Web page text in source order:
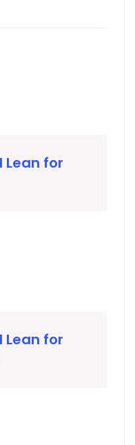
Lean for
Lean for